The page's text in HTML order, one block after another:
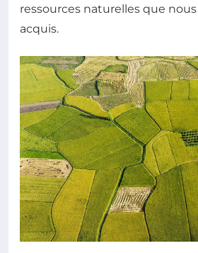
ressources naturelles que
acquis.